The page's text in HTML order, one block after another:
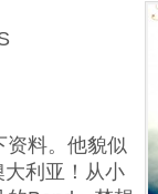
资料。他貌似
利亚！从小